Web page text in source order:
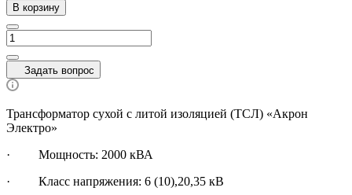
В корзину
Задать вопрос
Трансформатор сухой с литой изоляцией (ТСЛ) «Акрон
Электро»
· Мощность: 2000 кВА
· Класс напряжения: 6 (10),20,35 кВ